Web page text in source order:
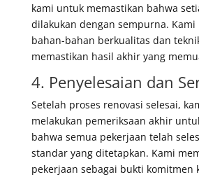
kami untuk memastikan bahwa
dilakukan dengan sempurna. Kami
bahan-bahan berkualitas dan
memastikan hasil akhir yang
4. Penyelesaian dan
Setelah proses renovasi selesai,
melakukan pemeriksaan akhir
bahwa semua pekerjaan telah
standar yang ditetapkan. Kami
pekerjaan sebagai bukti komitmen